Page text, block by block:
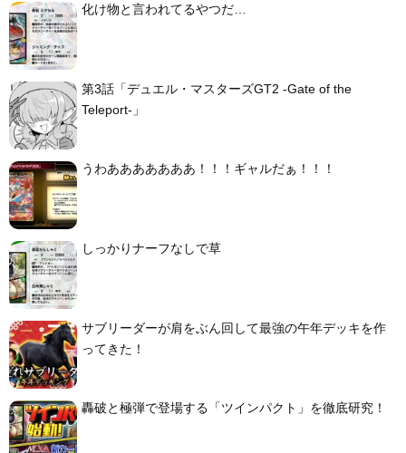
化け物と言われてるやつだ…
第3話「デュエル・マスターズGT2 -Gate of the
Teleport-」
うわあああああああ！！！ギャルだぁ！！！
しっかりナーフなしで草
サブリーダーが肩をぶん回して最強の午年デッキを作
ってきた！
轟破と極弾で登場する「ツインパクト」を徹底研究！